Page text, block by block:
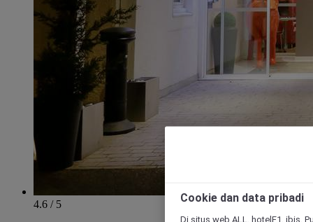
4.6 / 5
Cookie dan data pribadi
Di situs web ALL, hotelF1, ibis,